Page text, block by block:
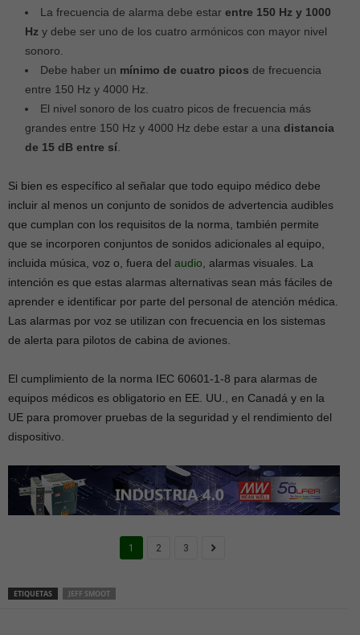
La frecuencia de alarma debe estar entre 150 Hz y 1000
Hz y debe ser uno de los cuatro armónicos con mayor nivel
sonoro.
Debe haber un mínimo de cuatro picos de frecuencia
entre 150 Hz y 4000 Hz.
El nivel sonoro de los cuatro picos de frecuencia más
grandes entre 150 Hz y 4000 Hz debe estar a una distancia
de 15 dB entre sí
Si bien es específico al señalar que todo equipo médico debe
incluir al menos un conjunto de sonidos de advertencia audibles
que cumplan con los requisitos de la norma, también permite
que se incorporen conjuntos de sonidos adicionales al equipo,
incluida música, voz o, fuera del audio , alarmas visuales. La
intención es que estas alarmas alternativas sean más fáciles de
aprender e identificar por parte del personal de atención médica.
Las alarmas por voz se utilizan con frecuencia en los sistemas
de alerta para pilotos de cabina de aviones.
El cumplimiento de la norma IEC 60601-1-8 para alarmas de
equipos médicos es obligatorio en EE. UU., en Canadá y en la
UE para promover pruebas de la seguridad y el rendimiento del
dispositivo.
1 2 3
ETIQUETAS JEFF SMOOT